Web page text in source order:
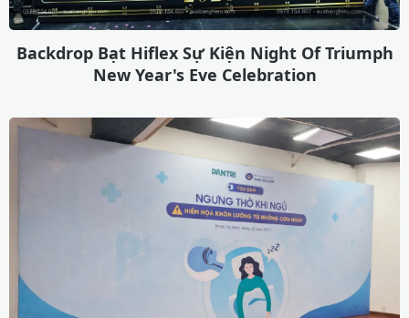
Backdrop Bạt Hiflex Sự Kiện Night Of Triumph
New Year's Eve Celebration